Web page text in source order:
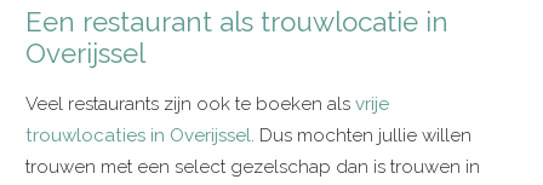
Een restaurant als trouwlocatie in
Overijssel
Veel restaurants zijn ook te boeken alsvrije
trouwlocaties in Overijssel. Dus mochten jullie willen
trouwen met een select gezelschap dan is trouwen in